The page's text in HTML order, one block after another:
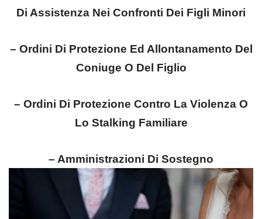
Di Assistenza Nei Confronti Dei Figli Minori
– Ordini Di Protezione Ed Allontanamento Del
Coniuge O Del Figlio
– Ordini Di Protezione Contro La Violenza O
Lo Stalking Familiare
– Amministrazioni Di Sostegno